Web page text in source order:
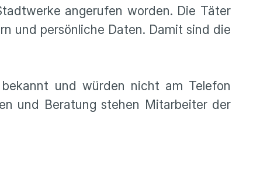
angerufen worden. Die Täter
und persönliche Daten. Damit sind die
und würden nicht am Telefon
und Beratung stehen Mitarbeiter der